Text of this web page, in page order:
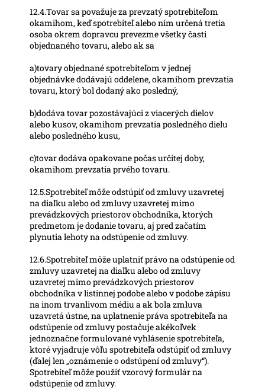
12.4.Tovar sa považuje za prevzatý spotrebiteľom
okamihom, keď spotrebiteľ alebo ním určená tretia
osoba okrem dopravcu prevezme všetky časti
objednaného tovaru, alebo ak sa
a)tovary objednané spotrebiteľom v jednej
objednávke dodávajú oddelene, okamihom prevzatia
tovaru, ktorý bol dodaný ako posledný,
b)dodáva tovar pozostávajúci z viacerých dielov
alebo kusov, okamihom prevzatia posledného dielu
alebo posledného kusu,
c)tovar dodáva opakovane počas určitej doby,
okamihom prevzatia prvého tovaru.
12.5.Spotrebiteľ môže odstúpiť od zmluvy uzavretej
na diaľku alebo od zmluvy uzavretej mimo
prevádzkových priestorov obchodníka, ktorých
predmetom je dodanie tovaru, aj pred začatím
plynutia lehoty na odstúpenie od zmluvy.
12.6.Spotrebiteľ môže uplatniť právo na odstúpenie od
zmluvy uzavretej na diaľku alebo od zmluvy
uzavretej mimo prevádzkových priestorov
obchodníka v listinnej podobe alebo v podobe zápisu
na inom trvanlivom médiu a ak bola zmluva
uzavretá ústne, na uplatnenie práva spotrebiteľa na
odstúpenie od zmluvy postačuje akékoľvek
jednoznačne formulované vyhlásenie spotrebiteľa,
ktoré vyjadruje vôľu spotrebiteľa odstúpiť od zmluvy
(ďalej len „oznámenie o odstúpení od zmluvy“).
Spotrebiteľ môže použiť vzorový formulár na
odstúpenie od zmluvy.